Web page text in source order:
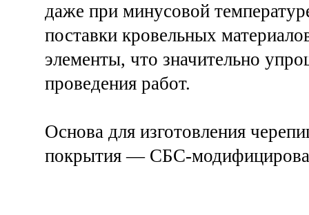
даже при минусовой
поставки кровельных
элементы, что значительно
проведения работ.
Основа для изготовления
покрытия — СБС-